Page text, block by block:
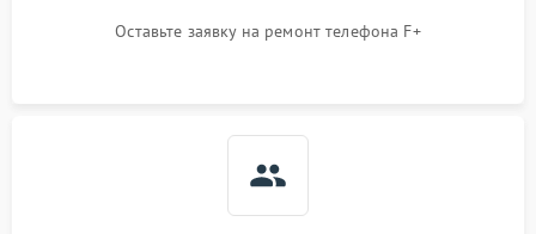
Оставьте заявку на ремонт телефона F+